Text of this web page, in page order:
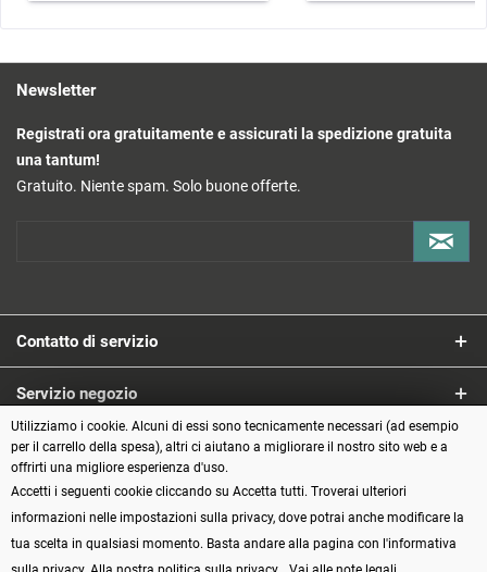
Newsletter
Registrati ora gratuitamente e assicurati la spedizione gratuita
una tantum!
Gratuito. Niente spam. Solo buone offerte.
Contatto di servizio
Servizio negozio
Informazioni
Metodi di pagamento
Utilizziamo i cookie. Alcuni di essi sono tecnicamente necessari (ad esempio
per il carrello della spesa), altri ci aiutano a migliorare il nostro sito web e a
offrirti una migliore esperienza d'uso.
Accetti i seguenti cookie cliccando su Accetta tutti. Troverai ulteriori
informazioni nelle impostazioni sulla privacy, dove potrai anche modificare la
tua scelta in qualsiasi momento. Basta andare alla pagina con l'informativa